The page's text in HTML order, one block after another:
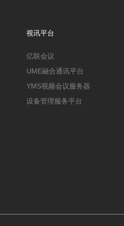
视讯平台
亿联会议
UME融合通讯平台
YMS视频会议服务器
设备管理服务平台